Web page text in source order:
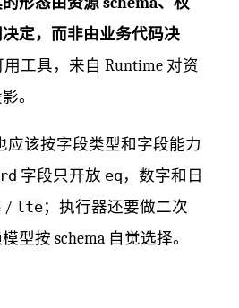
定，而非由业务代码决
工具，来自 Runtime 对资
。
应该按字段类型和字段能力
字段只开放 eq ，数字和日
/ lte；执行器还要做二次
型按 schema 自觉选择。